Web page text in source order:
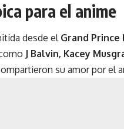
para el anime
desde el Grand
J Balvin, Kacey
su amor por el